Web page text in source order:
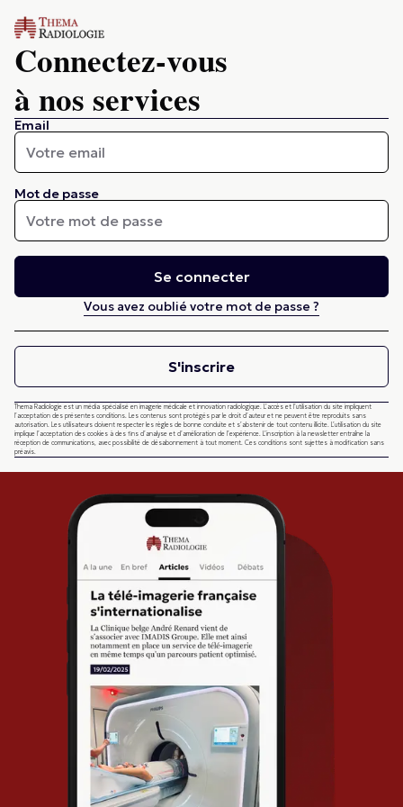
Connectez-vous
à nos services
Email
Mot de passe
Se connecter
Vous avez oublié votre mot de passe ?
S'inscrire
Thema Radiologie est un média spécialisé en imagerie médicale et innovation radiologique. L’accès et l’utilisation du site impliquent
l’acceptation des présentes conditions. Les contenus sont protégés par le droit d’auteur et ne peuvent être reproduits sans
autorisation. Les utilisateurs doivent respecter les règles de bonne conduite et s’abstenir de tout contenu illicite. L’utilisation du site
implique l’acceptation des cookies à des fins d’analyse et d’amélioration de l’expérience. L’inscription à la newsletter entraîne la
réception de communications, avec possibilité de désabonnement à tout moment. Ces conditions sont sujettes à modification sans
préavis.